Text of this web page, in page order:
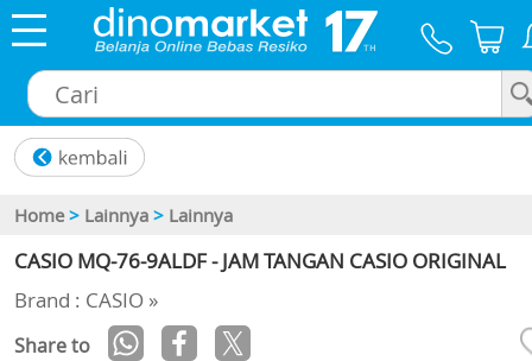
Home > Lainnya > Lainnya
CASIO MQ-76-9ALDF - JAM TANGAN CASIO ORIGINAL
Brand : CASIO »
Share to